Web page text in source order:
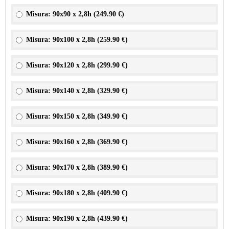
Misura: 90x90 x 2,8h (249.90 €)
Misura: 90x100 x 2,8h (259.90 €)
Misura: 90x120 x 2,8h (299.90 €)
Misura: 90x140 x 2,8h (329.90 €)
Misura: 90x150 x 2,8h (349.90 €)
Misura: 90x160 x 2,8h (369.90 €)
Misura: 90x170 x 2,8h (389.90 €)
Misura: 90x180 x 2,8h (409.90 €)
Misura: 90x190 x 2,8h (439.90 €)